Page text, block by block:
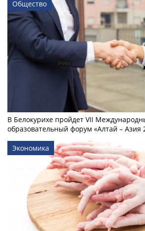
Общество
В Белокурихе пройдет VII
образовательный форум «Алтай – Азия
Экономика